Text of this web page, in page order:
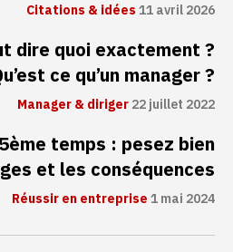
Citations & idées11 avril 2026
dire quoi exactement ?
ce qu’un manager ?
Manager & diriger22 juillet 2022
temps : pesez bien
et les conséquences
Réussir en entreprise1 mai 2024